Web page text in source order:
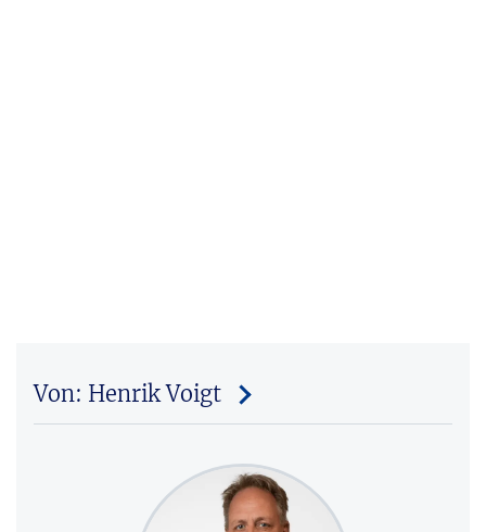
Von: Henrik Voigt